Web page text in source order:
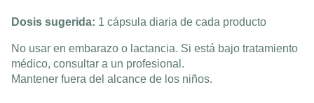
Dosis sugerida: 1 cápsula diaria de cada producto
No usar en embarazo o lactancia. Si está bajo tratamiento
médico, consultar a un profesional.
Mantener fuera del alcance de los niños.